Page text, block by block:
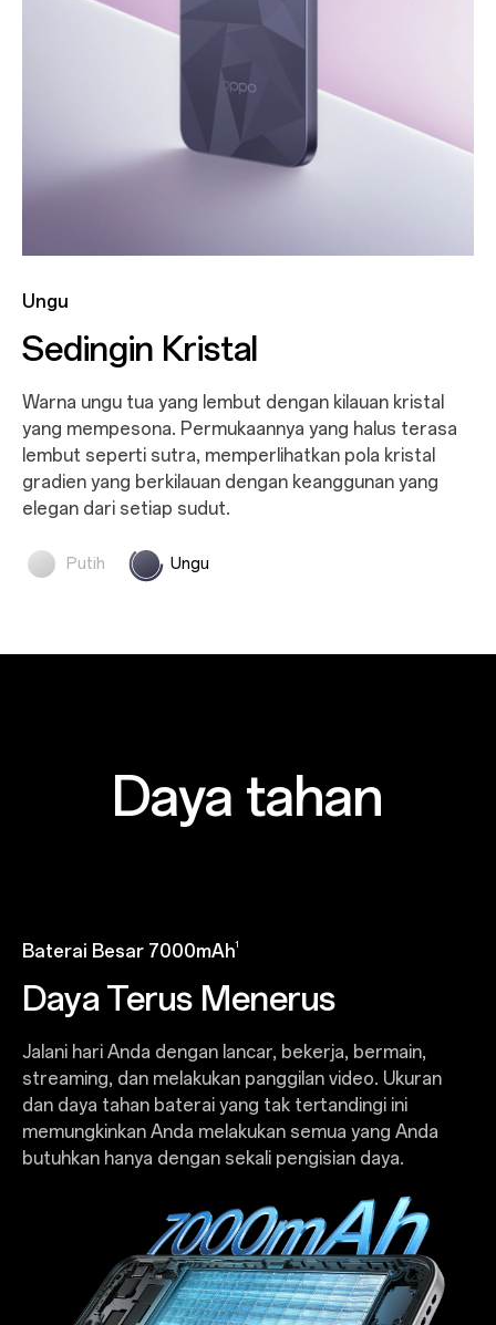
Putih
Bersinar Seperti Kristal
Warna putih kristal lembut dengan kilau seperti batu
permata. Permukaan luarnya yang matte terasa halus
dan nyaman di kulit, memperlihatkan tekstur kristal
halus yang berkilau lembut di bawah perubahan
cahaya.
Ungu
Sedingin Kristal
Warna ungu tua yang lembut dengan kilauan kristal
yang mempesona. Permukaannya yang halus terasa
lembut seperti sutra, memperlihatkan pola kristal
gradien yang berkilauan dengan keanggunan yang
elegan dari setiap sudut.
Putih Ungu
Daya tahan
Baterai Besar 7000mAh1
Daya Terus Menerus
Jalani hari Anda dengan lancar, bekerja, bermain,
streaming, dan melakukan panggilan video. Ukuran
dan daya tahan baterai yang tak tertandingi ini
memungkinkan Anda melakukan semua yang Anda
butuhkan hanya dengan sekali pengisian daya.